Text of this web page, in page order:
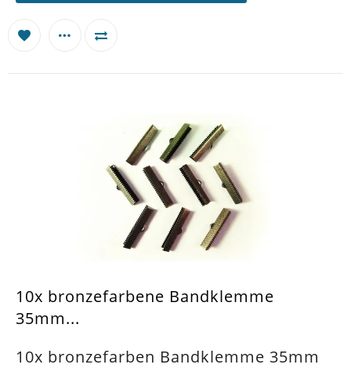
10x bronzefarbene Bandklemme
35mm...
10x bronzefarben Bandklemme 35mm